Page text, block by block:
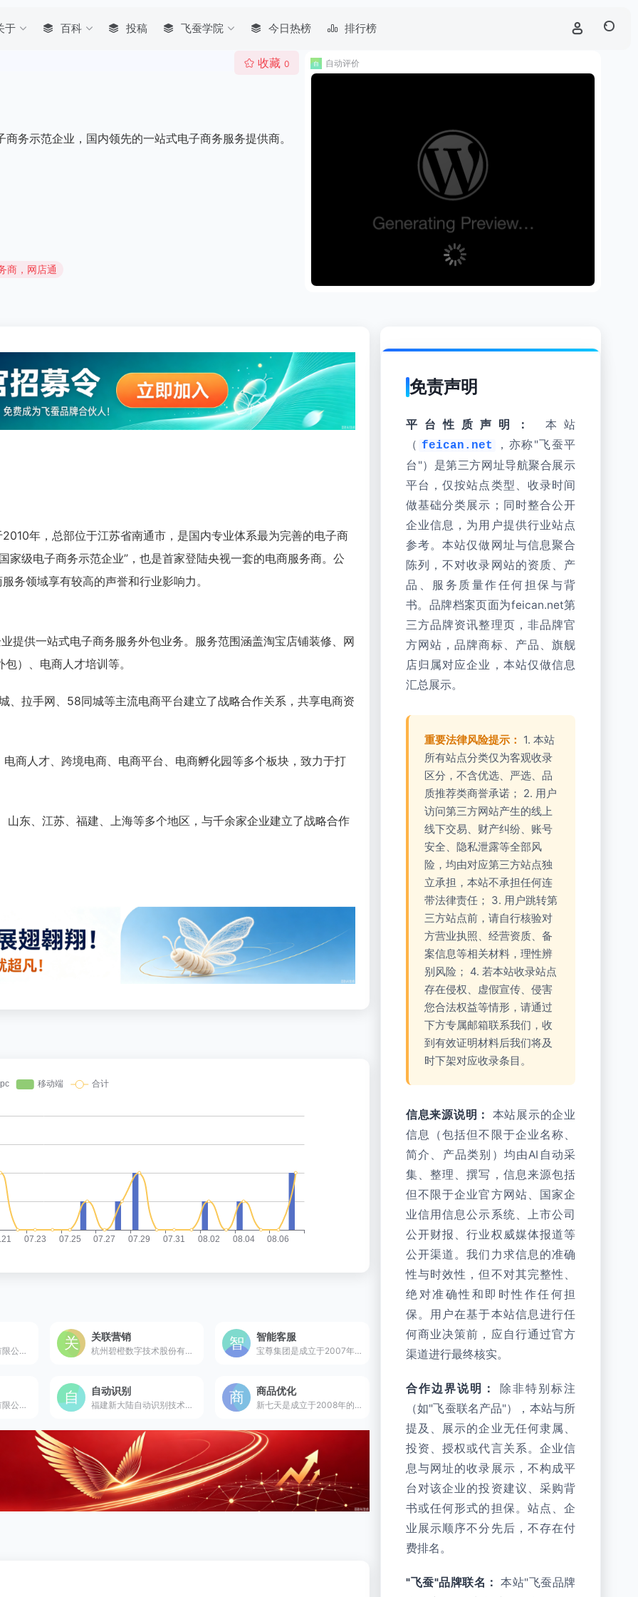
于 百科 投稿 飞蚕学院 今日热榜 排行榜
收藏 0
务示范企业，国内领先的一站式电子商务服务提供商。
商，网店通
自动评价
年，总部位于江苏省南通市，是国内专业体系最为完善的电子商
级电子商务示范企业”，也是首家登陆央视一套的电商服务商。公
务领域享有较高的声誉和行业影响力。
提供一站式电子商务服务外包业务。服务范围涵盖淘宝店铺装修、网
）、电商人才培训等。
、拉手网、58同城等主流电商平台建立了战略合作关系，共享电商资
商人才、跨境电商、电商平台、电商孵化园等多个板块，致力于打
东、江苏、福建、上海等多个地区，与千余家企业建立了战略合作
杭州光云科技股份有限公司是成立于2009年的A股电商SaaS第一股及多届淘宝“淘拍档”认证服务商，国内领先的电商全链路SaaS软件提供商。
关联营销
杭州碧橙数字技术股份有限公司是启航于2013年的国家电子商务示范企业及天猫六星服务商，国内领先的数智化零售品牌管理集团。
智能客服
宝尊集团是成立于2007年的纳斯达克及港交所双重上市公司及天猫多届六星服务商，中国领先的全链路品牌电商服务伙伴。
广州慧川电子科技有限公司是成立于2007年的华南地区知名电脑硬件生产与供应商，拥有3C认证生产线，专业提供电脑整机及周边产品。
自动识别
福建新大陆自动识别技术有限公司是成立于1999年的国家级专精特新“小巨人”企业，全球领先的条码识别与机器视觉产品及解决方案提供商。
商品优化
新七天是成立于2008年的天猫六星级服务商及国家电子商务示范企业，国内领先的全渠道数字化电商服务提供商。
免责声明
平台性质声明：
本站
（ feican.net
，亦称"飞蚕平
台"）是第三方网址导航聚合展示
平台，仅按站点类型、收录时间
做基础分类展示；同时整合公开
企业信息，为用户提供行业站点
参考。本站仅做网址与信息聚合
陈列，不对收录网站的资质、产
品、服务质量作任何担保与背
书。品牌档案页面为feican.net第
三方品牌资讯整理页，非品牌官
方网站，品牌商标、产品、旗舰
店归属对应企业，本站仅做信息
汇总展示。
重要法律风险提示： 1. 本站
所有站点分类仅为客观收录
区分，不含优选、严选、品
质推荐类商誉承诺； 2. 用户
访问第三方网站产生的线上
线下交易、财产纠纷、账号
安全、隐私泄露等全部风
险，均由对应第三方站点独
立承担，本站不承担任何连
带法律责任； 3. 用户跳转第
三方站点前，请自行核验对
方营业执照、经营资质、备
案信息等相关材料，理性辨
别风险； 4. 若本站收录站点
存在侵权、虚假宣传、侵害
您合法权益等情形，请通过
下方专属邮箱联系我们，收
到有效证明材料后我们将及
时下架对应收录条目。
信息来源说明：
本站展示的企业
信息（包括但不限于企业名称、
简介、产品类别）均由AI自动采
集、整理、撰写，信息来源包括
但不限于企业官方网站、国家企
业信用信息公示系统、上市公司
公开财报、行业权威媒体报道等
公开渠道。我们力求信息的准确
性与时效性，但不对其完整性、
绝对准确性和即时性作任何担
保。用户在基于本站信息进行任
何商业决策前，应自行通过官方
渠道进行最终核实。
合作边界说明：
除非特别标注
（如"飞蚕联名产品"），本站与所
提及、展示的企业无任何隶属、
投资、授权或代言关系。企业信
息与网址的收录展示，不构成平
台对该企业的投资建议、采购背
书或任何形式的担保。站点、企
业展示顺序不分先后，不存在付
费排名。
"飞蚕"品牌联名： 本站"飞蚕品牌